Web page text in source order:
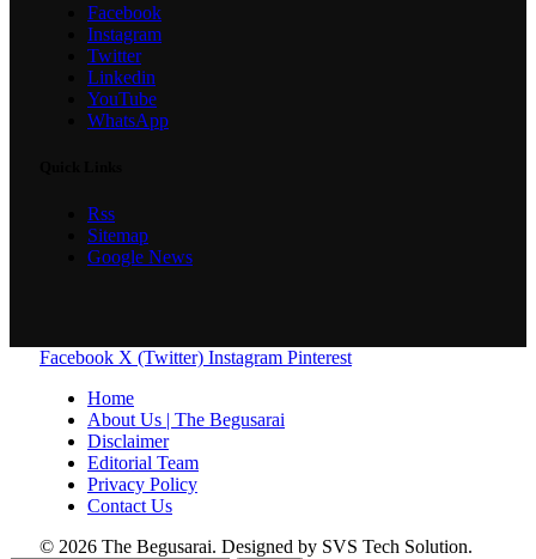
Facebook
Instagram
Twitter
Linkedin
YouTube
WhatsApp
Rss
Sitemap
Google News
Facebook X (Twitter) Instagram Pinterest
Home
About Us | The Begusarai
Disclaimer
Editorial Team
Privacy Policy
Contact Us
© 2026 The Begusarai. Designed by SVS Tech Solution.